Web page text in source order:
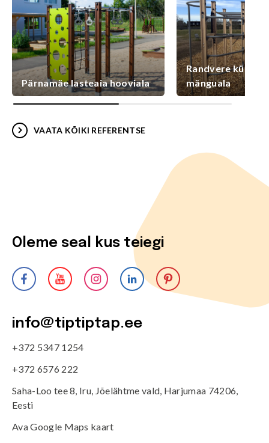
Pärnamäe lasteaia hooviala
Randvere
mänguala
VAATA KÕIKI REFERENTSE
Oleme seal kus teiegi
info@tiptiptap.ee
+372 5347 1254
+372 6576 222
Saha-Loo tee 8, Iru, Jõelähtme vald, Harjumaa 74206,
Eesti
Ava Google Maps kaart